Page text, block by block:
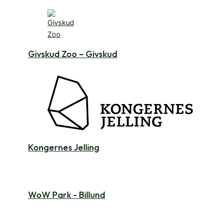
Givskud Zoo – Givskud
Kongernes Jelling
WoW Park - Billund